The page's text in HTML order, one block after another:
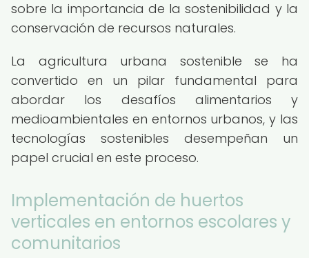
sobre la importancia de la sostenibilidad y la
conservación de recursos naturales.
La agricultura urbana sostenible se ha
convertido en un pilar fundamental para
abordar los desafíos alimentarios y
medioambientales en entornos urbanos, y las
tecnologías sostenibles desempeñan un
papel crucial en este proceso.
Implementación de huertos
verticales en entornos escolares y
comunitarios